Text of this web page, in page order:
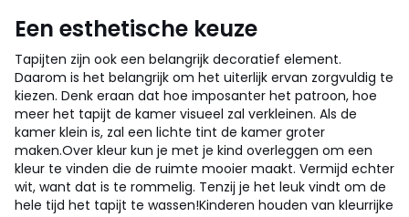
Een esthetische keuze
Tapijten zijn ook een belangrijk decoratief element.
Daarom is het belangrijk om het uiterlijk ervan zorgvuldig te
kiezen. Denk eraan dat hoe imposanter het patroon, hoe
meer het tapijt de kamer visueel zal verkleinen. Als de
kamer klein is, zal een lichte tint de kamer groter
maken.Over kleur kun je met je kind overleggen om een
kleur te vinden die de ruimte mooier maakt. Vermijd echter
wit, want dat is te rommelig. Tenzij je het leuk vindt om de
hele tijd het tapijt te wassen!Kinderen houden van kleurrijke